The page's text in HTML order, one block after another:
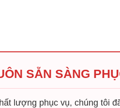
SẴN SÀNG
lượng phục vụ, chúng tôi